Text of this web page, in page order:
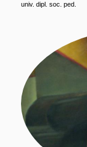
univ. dipl. soc. ped.